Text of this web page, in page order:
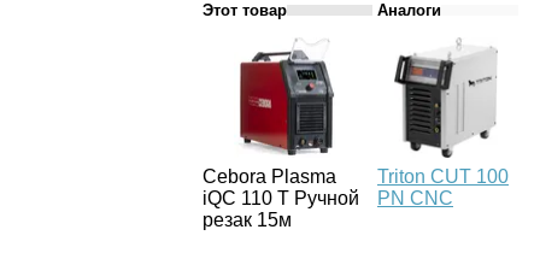
Этот товар Аналоги
Cebora Plasma
iQC 110 T Ручной
резак 15м
Triton CUT 100
PN CNC